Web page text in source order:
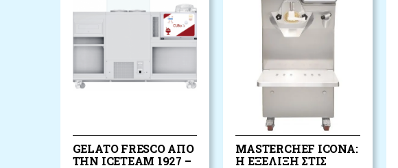
GELATO FRESCO ΑΠΌ
ΤΗΝ ICETEAM 1927 –
MASTERCHEF ICONA:
Η ΕΞΈΛΙΞΗ ΣΤΙΣ